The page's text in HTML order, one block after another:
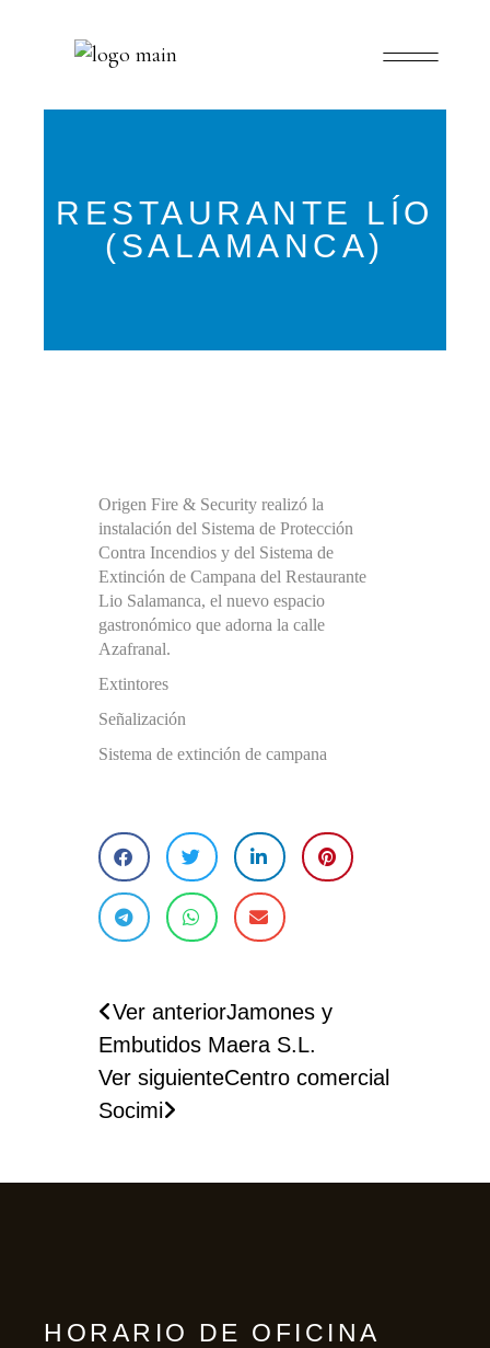
RESTAURANTE LÍO
(SALAMANCA)
Origen Fire & Security realizó la
instalación del Sistema de Protección
Contra Incendios y del Sistema de
Extinción de Campana del Restaurante
Lio Salamanca, el nuevo espacio
gastronómico que adorna la calle
Azafranal.
Extintores
Señalización
Sistema de extinción de campana
Ver anteriorJamones y
Embutidos Maera S.L.
Ver siguienteCentro comercial
Socimi
HORARIO DE OFICINA